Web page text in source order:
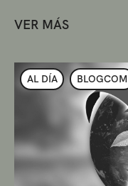
VER MÁS
AL DÍA BLOGCOM